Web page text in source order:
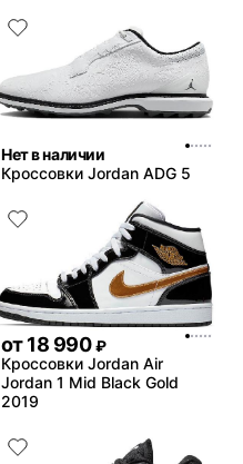
Нет в наличии
Кроссовки Jordan ADG 5
от18 990 ₽
Кроссовки Jordan Air
Jordan 1 Mid Black Gold
2019